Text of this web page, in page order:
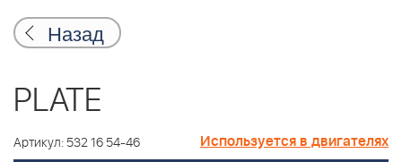
Назад
PLATE
Артикул: 532 16 54-46 Используется в двигателях